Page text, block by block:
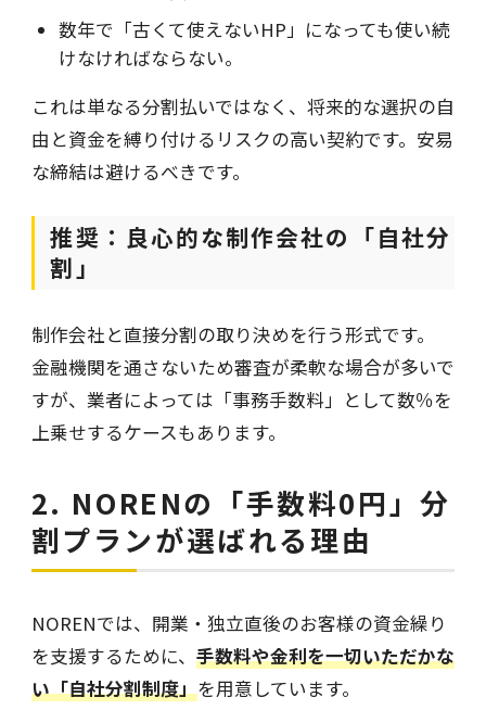
数年で「古くて使えないHP」になっても使い続
けなければならない。
これは単なる分割払いではなく、将来的な選択の自
由と資金を縛り付けるリスクの高い契約です。安易
な締結は避けるべきです。
推奨：良心的な制作会社の「自社分
割」
制作会社と直接分割の取り決めを行う形式です。
金融機関を通さないため審査が柔軟な場合が多いで
すが、業者によっては「事務手数料」として数％を
上乗せするケースもあります。
2. NORENの「手数料0円」分
割プランが選ばれる理由
NORENでは、開業・独立直後のお客様の資金繰り
を支援するために、 手数料や金利を一切いただかな
い「自社分割制度」を用意しています。